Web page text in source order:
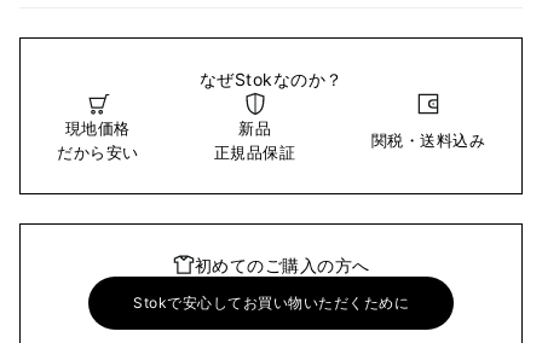
なぜStokなのか？
現地価格
だから安い
新品
正規品保証
関税・送料込み
初めてのご購入の方へ
Stokで安心してお買い物いただくために